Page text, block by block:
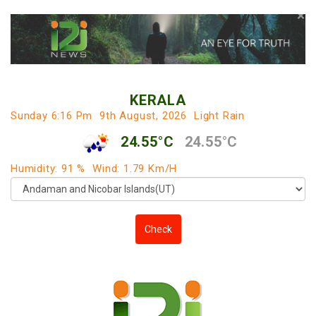
KERALA
Sunday 6:16 Pm 9th August, 2026 Light Rain
24.55°C 24.55°C
Humidity: 91 % Wind: 1.79 Km/h
Check
×